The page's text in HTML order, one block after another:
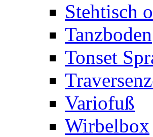
Stehtisch
Tanzboden
Tonset
Variofuß
Wirbelbox